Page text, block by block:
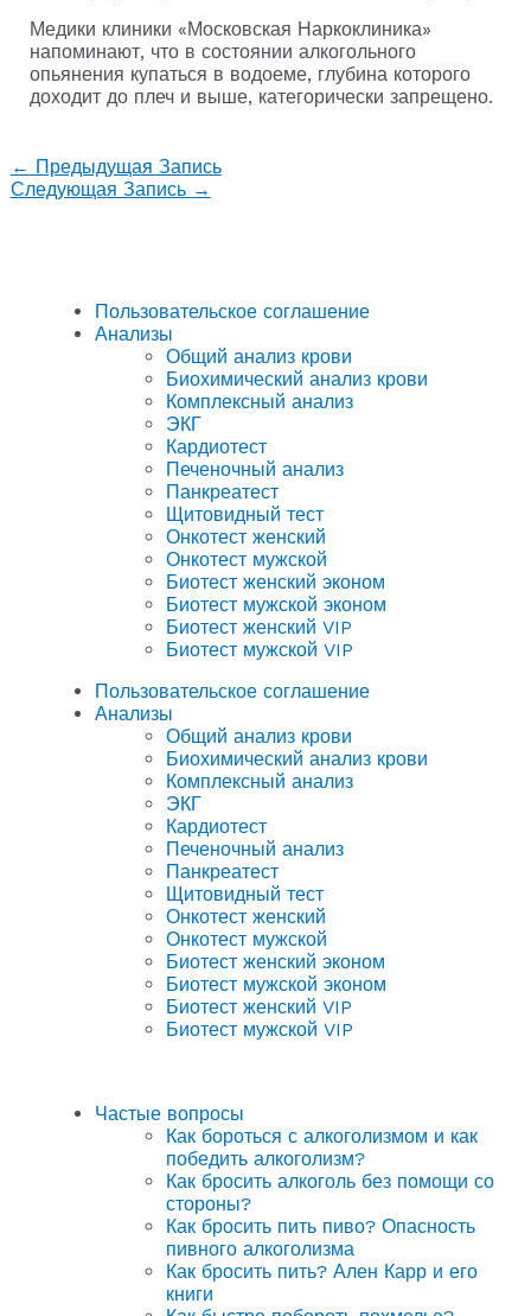
Медики клиники «Московская Наркоклиника»
напоминают, что в состоянии алкогольного
опьянения купаться в водоеме, глубина которого
доходит до плеч и выше, категорически запрещено.
← Предыдущая Запись
Следующая Запись →
Пользовательское соглашение
Анализы
Общий анализ крови
Биохимический анализ крови
Комплексный анализ
ЭКГ
Кардиотест
Печеночный анализ
Панкреатест
Щитовидный тест
Онкотест женский
Онкотест мужской
Биотест женский эконом
Биотест мужской эконом
Биотест женский VIP
Биотест мужской VIP
Пользовательское соглашение
Анализы
Общий анализ крови
Биохимический анализ крови
Комплексный анализ
ЭКГ
Кардиотест
Печеночный анализ
Панкреатест
Щитовидный тест
Онкотест женский
Онкотест мужской
Биотест женский эконом
Биотест мужской эконом
Биотест женский VIP
Биотест мужской VIP
Частые вопросы
Как бороться с алкоголизмом и как
победить алкоголизм?
Как бросить алкоголь без помощи со
стороны?
Как бросить пить пиво? Опасность
пивного алкоголизма
Как бросить пить? Ален Карр и его
книги